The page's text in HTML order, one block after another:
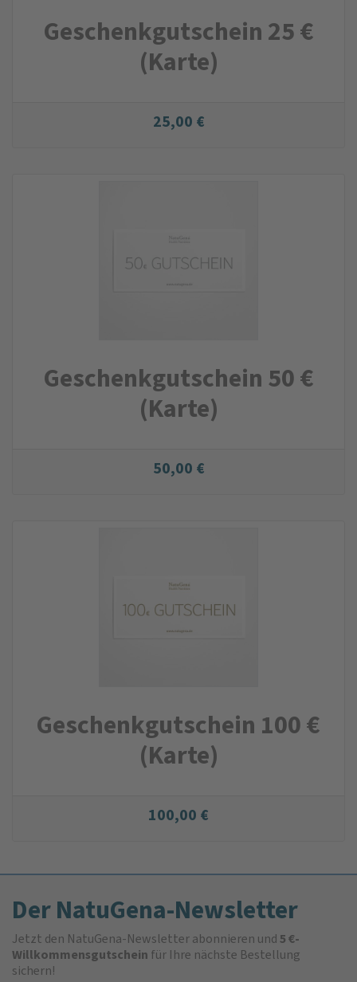
Geschenk­gutschein 25 €
(Karte)
25,00 €
Geschenk­gutschein 50 €
(Karte)
50,00 €
Geschenk­gutschein 100 €
(Karte)
100,00 €
Der NatuGena-Newsletter
Jetzt den NatuGena-Newsletter abonnieren und5 €-
Willkommensgutschein für Ihre nächste Bestellung
sichern!